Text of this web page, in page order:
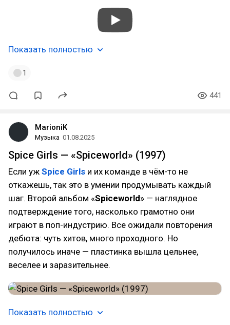
Показать полностью
1
441
MarioniK
Музыка 01.08.2025
Spice Girls — «Spiceworld» (1997)
Если уж Spice Girls и их команде в чём-то не
откажешь, так это в умении продумывать каждый
шаг. Второй альбом «Spiceworld» — наглядное
подтверждение того, насколько грамотно они
играют в поп-индустрию. Все ожидали повторения
дебюта: чуть хитов, много проходного. Но
получилось иначе — пластинка вышла цельнее,
веселее и заразительнее.
Показать полностью